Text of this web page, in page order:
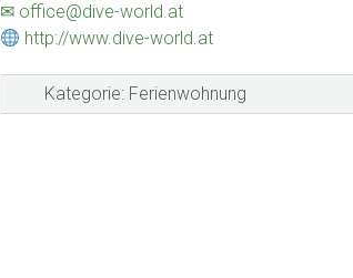
✉ office@dive-world.at
http://www.dive-world.at
Kategorie: Ferienwohnung